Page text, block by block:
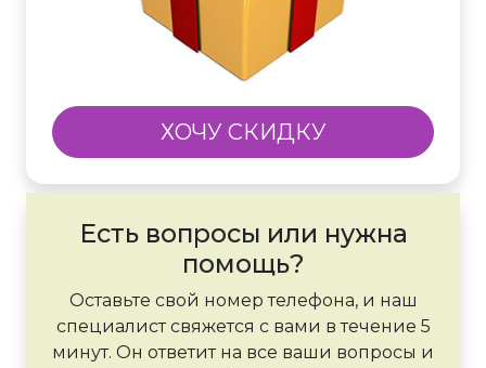
ХОЧУ СКИДКУ
Есть вопросы или нужна
помощь?
Оставьте свой номер телефона, и наш
специалист свяжется с вами в течение 5
минут. Он ответит на все ваши вопросы и